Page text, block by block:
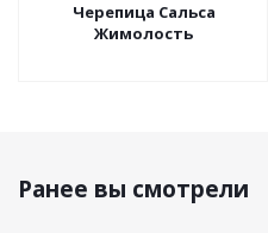
Черепица Сальса
Жимолость
Ранее вы смотрели